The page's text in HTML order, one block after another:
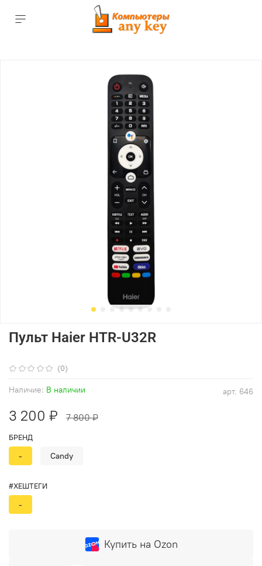
(0)
арт. 646
Наличие: В наличии
Пульт Haier HTR-U32R
3 200 ₽ 7 800 ₽
Купить на Ozon
БРЕНД
- Candy
#ХЕШТЕГИ
-